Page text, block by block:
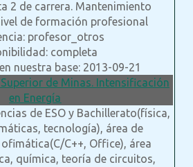
2 de carrera. Mantenimiento
de formación profesional
profesor_otros
completa
nuestra base: 2013-09-21
de Minas. Intensificación
en Energía
de ESO y Bachillerato(física,
tecnología), área de
C++, Office), área
química, teoría de circuitos,